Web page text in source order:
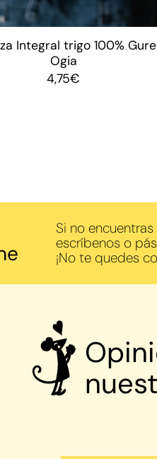
Integral trigo 100% Gure
Ogia
4,75€
Si no
escríbenos o
¡No te quedes